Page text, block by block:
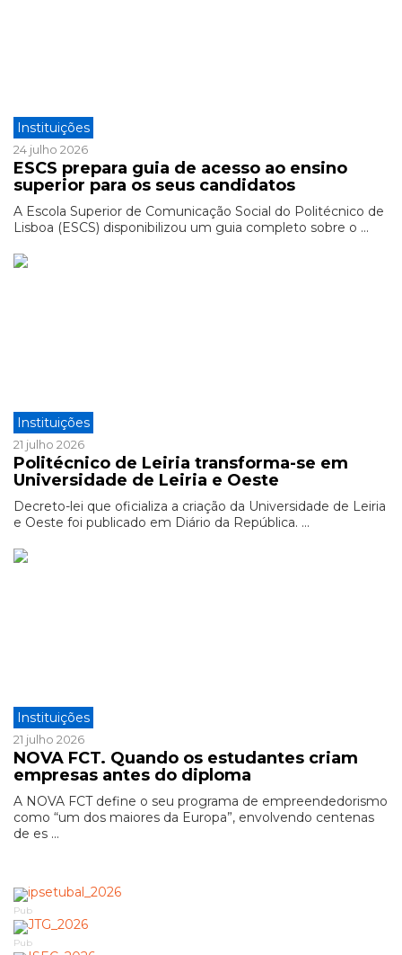
Instituições
24 julho 2026
ESCS prepara guia de acesso ao ensino
superior para os seus candidatos
A Escola Superior de Comunicação Social do Politécnico de
Lisboa (ESCS) disponibilizou um guia completo sobre o ...
Instituições
21 julho 2026
Politécnico de Leiria transforma-se em
Universidade de Leiria e Oeste
Decreto-lei que oficializa a criação da Universidade de Leiria
e Oeste foi publicado em Diário da República. ...
Instituições
21 julho 2026
NOVA FCT. Quando os estudantes criam
empresas antes do diploma
A NOVA FCT define o seu programa de empreendedorismo
como “um dos maiores da Europa”, envolvendo centenas
de es ...
Pub
Pub